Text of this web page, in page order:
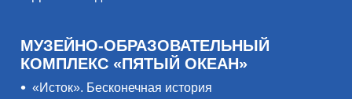
МУЗЕЙНО-ОБРАЗОВАТЕЛЬНЫЙ
КОМПЛЕКС «ПЯТЫЙ ОКЕАН»
«Исток». Бесконечная история